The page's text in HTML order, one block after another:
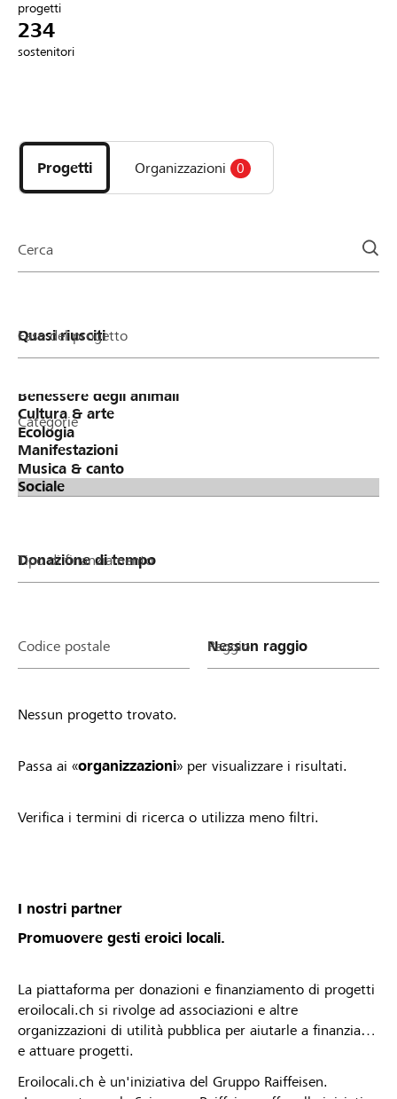
Collegarsi
DE FR IT
progetti
234
sostenitori
i
progetti
e
della
Progetti Organizzazioni 0
Cerca
Fase del progetto
Categorie
Tipo di finanziamento
Codice postale Raggio
Nessun progetto trovato.
Passa ai «organizzazioni» per visualizzare i risultati.
Verifica i termini di ricerca o utilizza meno filtri.
I nostri partner
Promuovere gesti eroici locali.
La piattaforma per donazioni e finanziamento di progetti
eroilocali.ch si rivolge ad associazioni e altre
organizzazioni di utilità pubblica per aiutarle a finanziare
e attuare progetti.
Eroilocali.ch è un'iniziativa del Gruppo Raiffeisen.